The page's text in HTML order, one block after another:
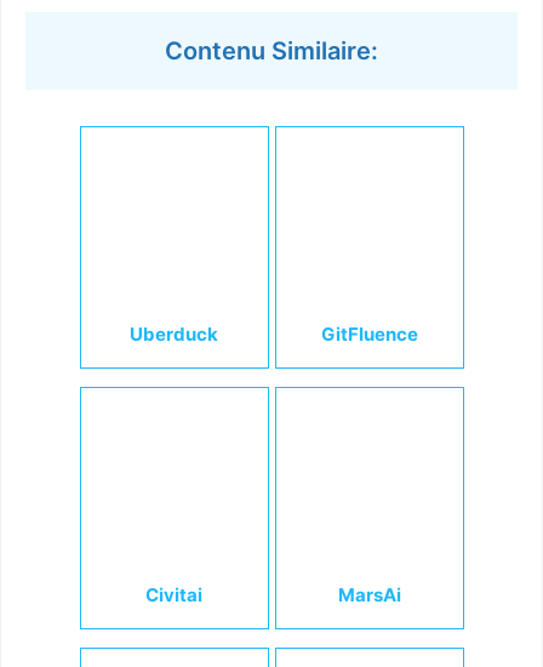
Contenu Similaire:
Uberduck GitFluence
Civitai MarsAi